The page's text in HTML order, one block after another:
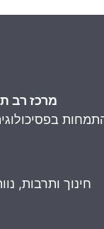
מרכז רב
חינוך ותרבות,